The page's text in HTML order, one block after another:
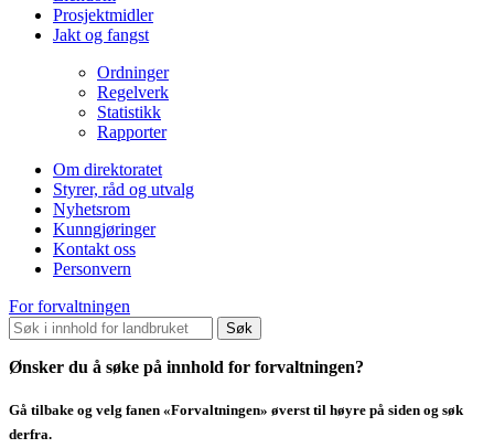
Prosjektmidler
Jakt og fangst
Ordninger
Regelverk
Statistikk
Rapporter
Om direktoratet
Styrer, råd og utvalg
Nyhetsrom
Kunngjøringer
Kontakt oss
Personvern
For forvaltningen
Søk
Ønsker du å søke på innhold for forvaltningen?
Gå tilbake og velg fanen «Forvaltningen» øverst til høyre på siden og søk
derfra.